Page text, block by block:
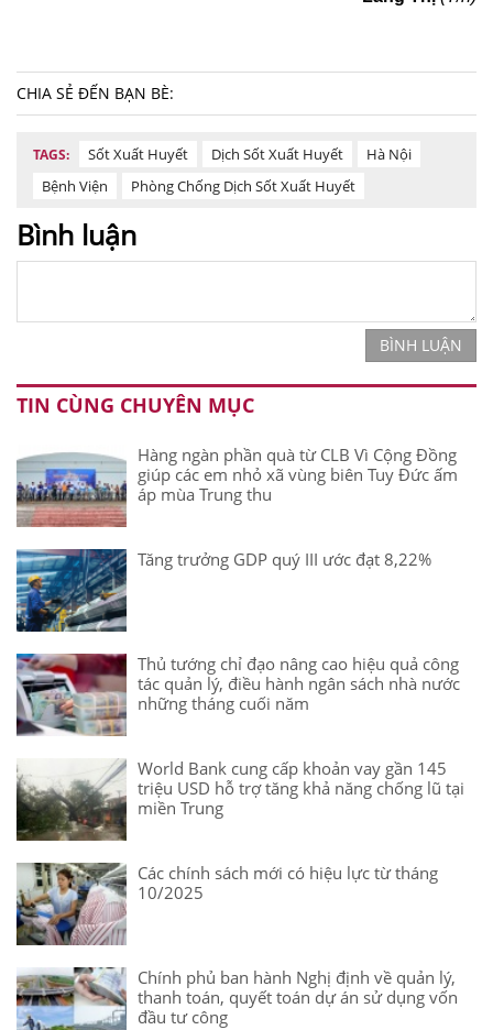
CHIA SẺ ĐẾN BẠN BÈ:
TAGS: Sốt Xuất Huyết Dịch Sốt Xuất Huyết
Hà Nội
Bệnh Viện
Phòng Chống Dịch Sốt Xuất Huyết
Bình luận
BÌNH LUẬN
TIN CÙNG CHUYÊN MỤC
Hàng ngàn phần quà từ CLB Vì Cộng Đồng
giúp các em nhỏ xã vùng biên Tuy Đức ấm
áp mùa Trung thu
Tăng trưởng GDP quý III ước đạt 8,22%
Thủ tướng chỉ đạo nâng cao hiệu quả công
tác quản lý, điều hành ngân sách nhà nước
những tháng cuối năm
World Bank cung cấp khoản vay gần 145
triệu USD hỗ trợ tăng khả năng chống lũ tại
miền Trung
Các chính sách mới có hiệu lực từ tháng
10/2025
Chính phủ ban hành Nghị định về quản lý,
thanh toán, quyết toán dự án sử dụng vốn
đầu tư công